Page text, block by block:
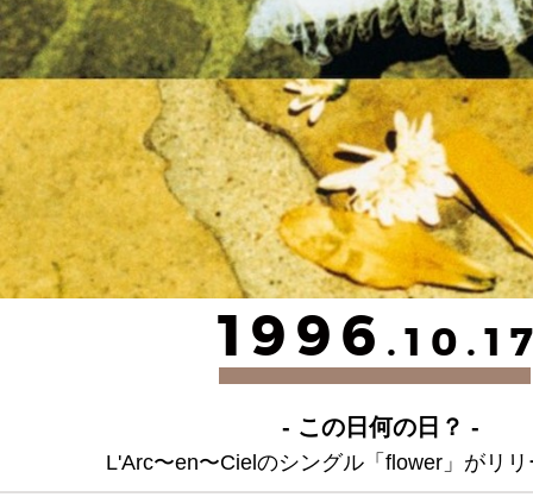
1996
- この日何の日？ -
L'Arc〜en〜Cielのシングル「flower」がリ